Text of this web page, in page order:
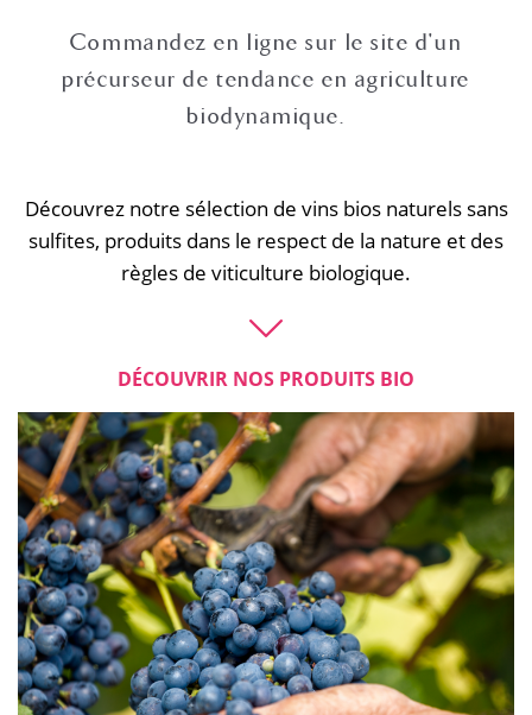
Commandez en ligne sur le site d'un
précurseur de tendance en agriculture
biodynamique.
Découvrez notre sélection de vins bios naturels sans
sulfites, produits dans le respect de la nature et des
règles de viticulture biologique.
DÉCOUVRIR NOS PRODUITS BIO